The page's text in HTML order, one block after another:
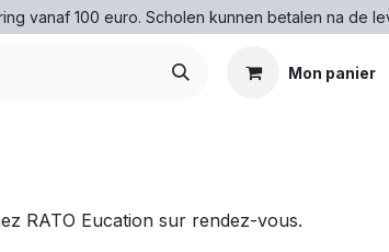
vanaf 100 euro. Scholen kunnen betalen na de
Mon panier
RATO Eucation sur rendez-vous.